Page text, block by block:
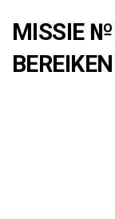
MISSIE №
BEREIKEN